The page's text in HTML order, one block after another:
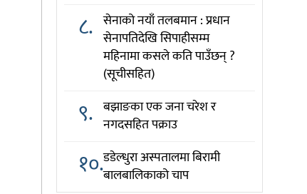
८. सेनाको नयाँ तलबमान : प्रधान
सेनापतिदेखि सिपाहीसम्म
महिनामा कसले कति पाउँछन् ?
(सूचीसहित)
९. बझाङका एक जना चरेश र
नगदसहित पक्राउ
१०.डडेल्धुरा अस्पतालमा बिरामी
बालबालिकाको चाप